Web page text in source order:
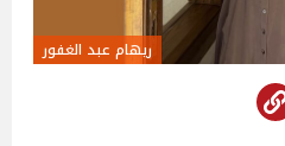
ريهام عبد الغفور